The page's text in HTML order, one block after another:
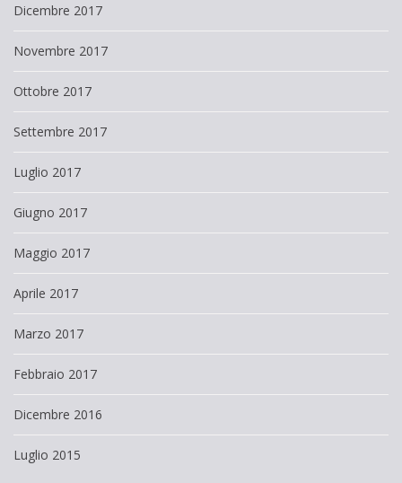
Dicembre 2017
Novembre 2017
Ottobre 2017
Settembre 2017
Luglio 2017
Giugno 2017
Maggio 2017
Aprile 2017
Marzo 2017
Febbraio 2017
Dicembre 2016
Luglio 2015